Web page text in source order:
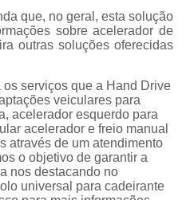
Automotivos Pcd
Acessórios em Automotivos Pcd
para Veículos Pcd
de Veículo para Cadeirante
de Veículos Cadeirantes
de Veículos para Cadeirantes
Adaptação de
que, no geral, esta solução
sobre acelerador de
outras soluções oferecidas
serviços que a Hand Drive
veiculares para
acelerador esquerdo para
acelerador e freio manual
através de um atendimento
o objetivo de garantir a
nos destacando no
universal para cadeirante